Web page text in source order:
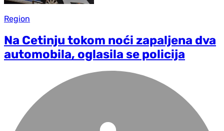
Region
Na Cetinju tokom noći zapaljena dva
automobila, oglasila se policija